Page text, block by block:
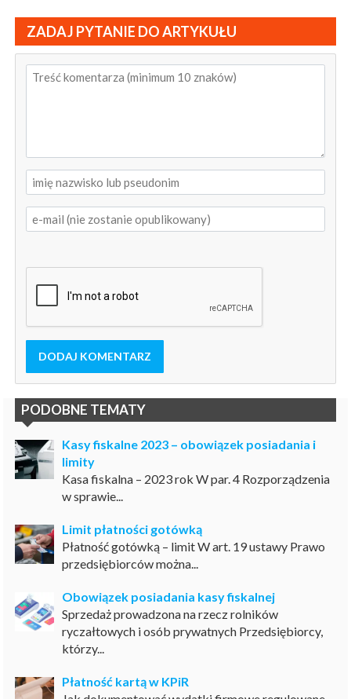
ZADAJ PYTANIE DO ARTYKUŁU
DODAJ KOMENTARZ
PODOBNE TEMATY
Kasy fiskalne 2023 – obowiązek posiadania i
limity
Kasa fiskalna – 2023 rok W par. 4 Rozporządzenia
w sprawie...
Limit płatności gotówką
Płatność gotówką – limit W art. 19 ustawy Prawo
przedsiębiorców można...
Obowiązek posiadania kasy fiskalnej
Sprzedaż prowadzona na rzecz rolników
ryczałtowych i osób prywatnych Przedsiębiorcy,
którzy...
Płatność kartą w KPiR